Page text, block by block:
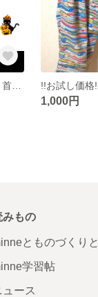
レースチョーカー 首巻き首飾り
1,000円
みもの
とものづくりと
学習帖
ュース